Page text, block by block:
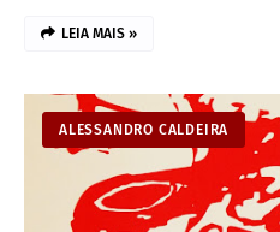
LEIA MAIS »
ALESSANDRO CALDEIRA